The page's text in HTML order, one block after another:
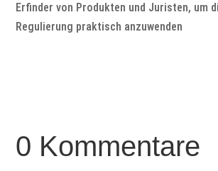
Erfinder von Produkten und Juristen, um
Regulierung praktisch anzuwenden
0 Kommentare